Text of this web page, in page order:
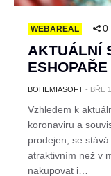
WEBAREAL 0
AKTUÁLNÍ
BOHEMIASOFT - BŘE
Vzhledem k
koronaviru a
prodejen, se
atraktivním než v
nakupovat i…